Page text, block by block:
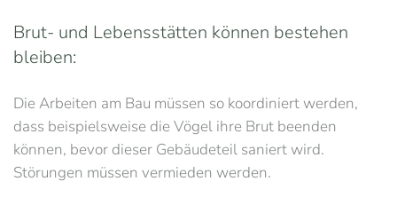
Brut- und Lebensstätten können bestehen
bleiben:
Die Arbeiten am Bau müssen so koordiniert werden,
dass beispielsweise die Vögel ihre Brut beenden
können, bevor dieser Gebäudeteil saniert wird.
Störungen müssen vermieden werden.